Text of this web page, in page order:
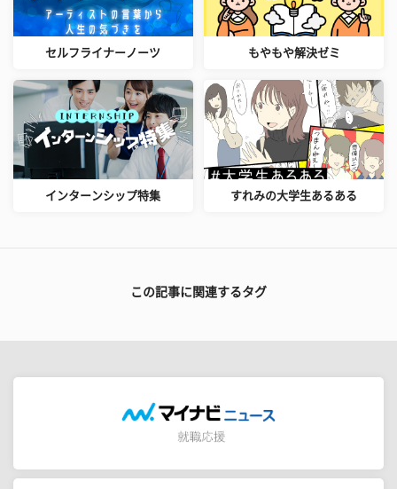
セルフライナーノーツ もやもや解決ゼミ
インターンシップ特集 すれみの大学生あるある
この記事に関連するタグ